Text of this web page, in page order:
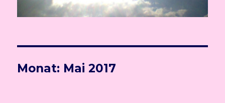
Monat: Mai 2017